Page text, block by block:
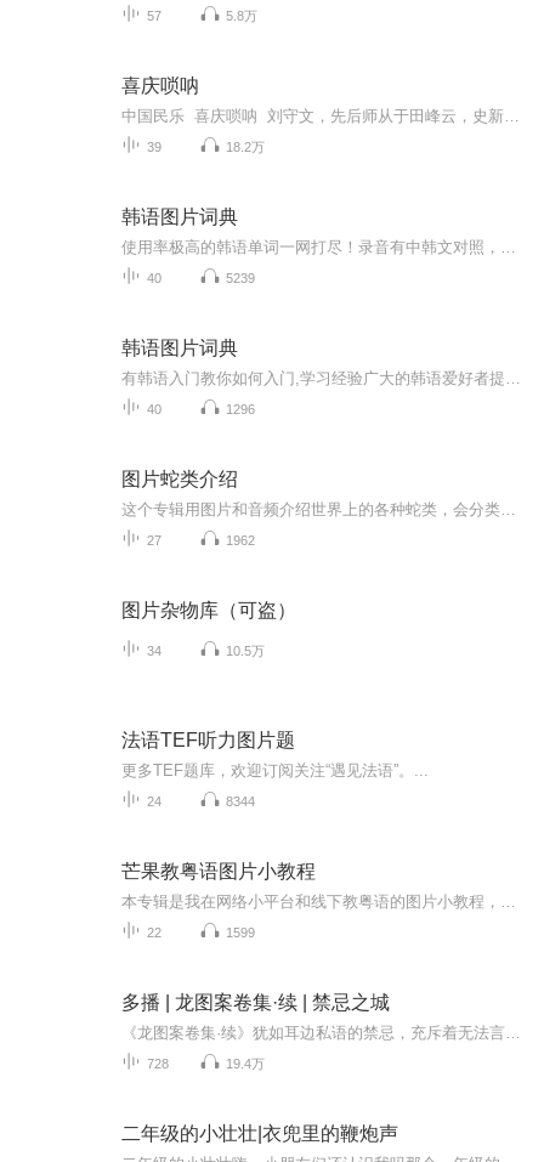
57 5.8万
喜庆唢呐
39 18.2万
韩语图片词典
40 5239
韩语图片词典
40 1296
图片蛇类介绍
27 1962
图片杂物库（可盗）
34 10.5万
法语TEF听力图片题
更多TEF题库，欢迎订阅关注“遇见法语”。...
24 8344
芒果教粤语图片小教程
22 1599
多播 | 龙图案卷集·续 | 禁忌之城
728 19.4万
二年级的小壮壮|衣兜里的鞭炮声